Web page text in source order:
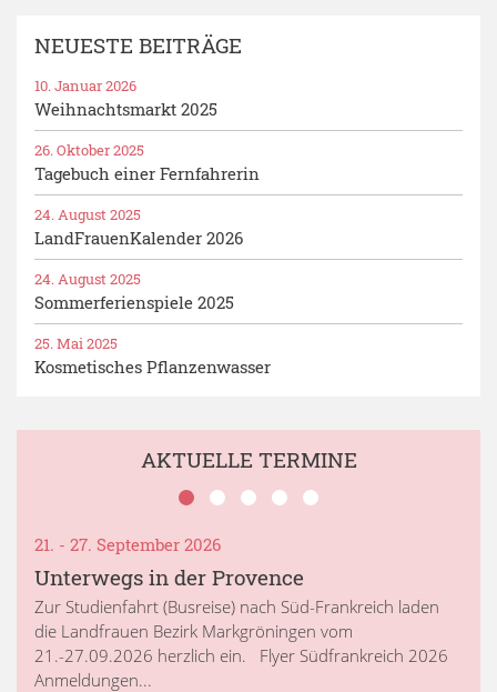
NEUESTE BEITRÄGE
Weihnachtsmarkt 2025
10. Januar 2026
Tagebuch einer Fernfahrerin
26. Oktober 2025
LandFrauenKalender 2026
24. August 2025
Sommerferienspiele 2025
24. August 2025
Kosmetisches Pflanzenwasser
25. Mai 2025
AKTUELLE TERMINE
21. - 27. September 2026
Unterwegs in der Provence
Zur Studienfahrt (Busreise) nach Süd-Frankreich laden
die Landfrauen Bezirk Markgröningen vom
21.-27.09.2026 herzlich ein. Flyer Südfrankreich 2026
Anmeldungen...